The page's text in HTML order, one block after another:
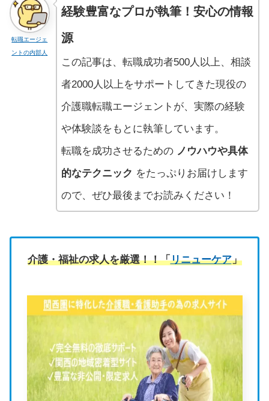
転職エージェ
ントの内部人
経験豊富なプロが執筆！安心の情報
源
この記事は、転職成功者500人以上、相談
者2000人以上をサポートしてきた現役の
介護職転職エージェントが、実際の経験
や体験談をもとに執筆しています。
転職を成功させるための ノウハウや具体
的なテクニック をたっぷりお届けします
ので、ぜひ最後までお読みください！
介護・福祉の求人を厳選！！「リニューケア」